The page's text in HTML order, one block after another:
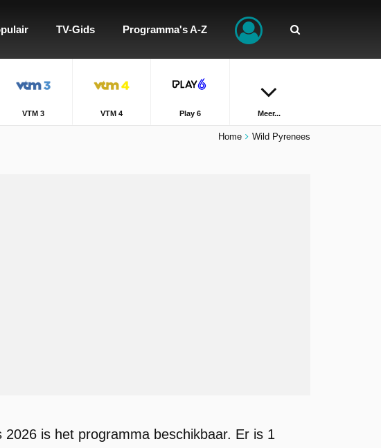
TV-Gids Programma's A-Z
VTM 3 VTM 4 Play 6 Meer...
Home Wild Pyrenees
is het programma beschikbaar. Er is 1